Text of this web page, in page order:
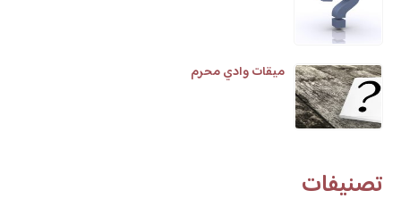
ميقات وادي محرم
تصنيفات